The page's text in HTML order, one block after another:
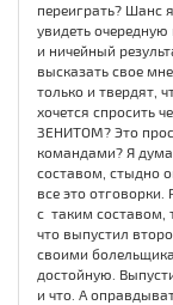
переиграть? Шанс
увидеть
и ничейный
высказать свое
только и твердят,
хочется спросить
ЗЕНИТОМ? Это
командами? Я
составом, стыдно
все это
с таким составом,
что выпустил
своими
достойную.
и что. А